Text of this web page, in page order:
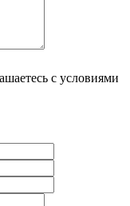
с условиями